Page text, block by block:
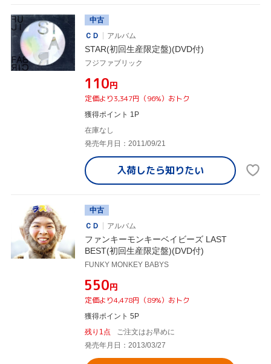
中古
ＣＤ
アルバム
STAR(初回生産限定盤)(DVD付)
フジファブリック
¥110円
定価より3,347円（96%）おトク
獲得ポイント 1P
在庫なし
発売年月日：2011/09/21
入荷したら知りたい
中古
ＣＤ
アルバム
ファンキーモンキーベイビーズ LAST
BEST(初回生産限定盤)(DVD付)
FUNKY MONKEY BABYS
¥550円
定価より4,478円（89%）おトク
獲得ポイント 5P
残り1点
ご注文はお早めに
発売年月日：2013/03/27